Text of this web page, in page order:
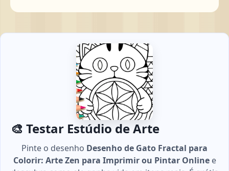
🎨 Testar Estúdio de Arte
Pinte o desenho Desenho de Gato Fractal para
Colorir: Arte Zen para Imprimir ou Pintar Onlinee